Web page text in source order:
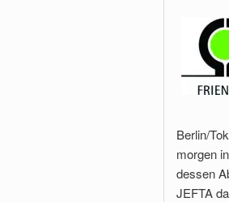
Berlin/
morgen
dessen
JEFTA